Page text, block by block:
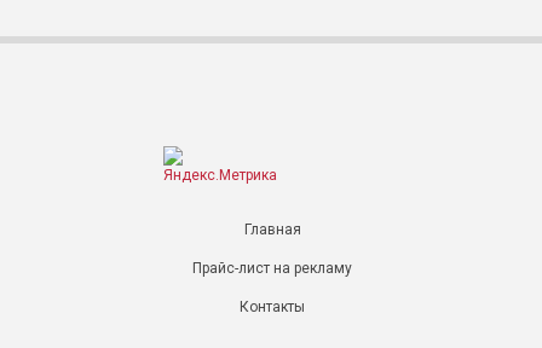
Главная
Прайс-лист на рекламу
Контакты